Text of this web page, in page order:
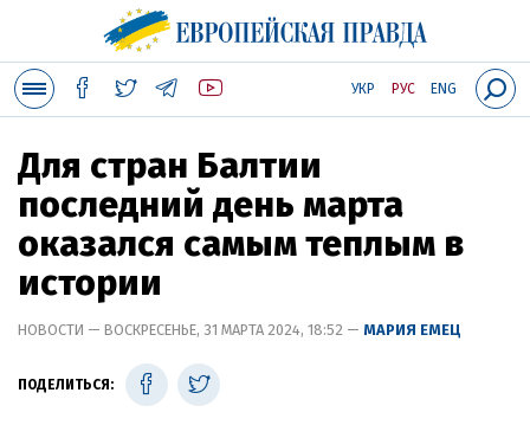
УКР РУС ENG
Для стран Балтии
последний день марта
оказался самым теплым в
истории
НОВОСТИ — ВОСКРЕСЕНЬЕ, 31 МАРТА 2024, 18:52 — МАРИЯ ЕМЕЦ
ПОДЕЛИТЬСЯ: